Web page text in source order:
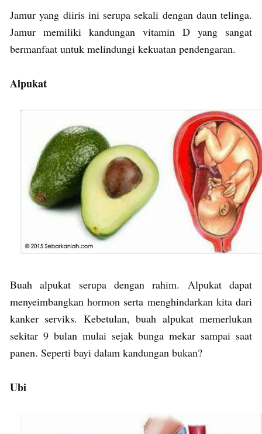
Jamur yang diiris ini serupa sekali dengan daun telinga.
Jamur memiliki kandungan vitamin D yang sangat
bermanfaat untuk melindungi kekuatan pendengaran.
Alpukat
Buah alpukat serupa dengan rahim. Alpukat dapat
menyeimbangkan hormon serta menghindarkan kita dari
kanker serviks. Kebetulan, buah alpukat memerlukan
sekitar 9 bulan mulai sejak bunga mekar sampai saat
panen. Seperti bayi dalam kandungan bukan?
Ubi